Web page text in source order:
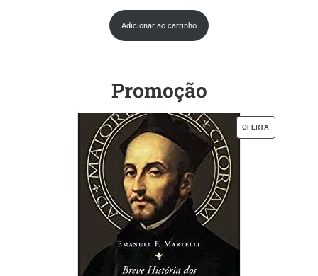
Adicionar ao carrinho
Promoção
OFERTA